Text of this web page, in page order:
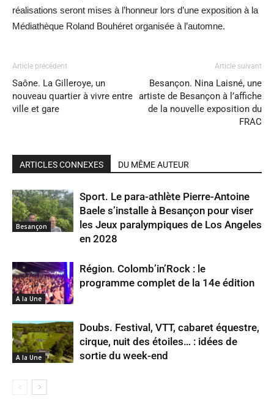
réalisations seront mises à l’honneur lors d’une exposition à la
Médiathèque Roland Bouhéret organisée à l’automne.
Article précédent
Saône. La Gilleroye, un
nouveau quartier à vivre entre
ville et gare
Article suivant
Besançon. Nina Laisné, une
artiste de Besançon à l’affiche
de la nouvelle exposition du
FRAC
ARTICLES CONNEXES DU MÊME AUTEUR
Besançon
Sport. Le para-athlète Pierre-Antoine
Baele s’installe à Besançon pour viser
les Jeux paralympiques de Los Angeles
en 2028
A la Une
Région. Colomb’in’Rock : le
programme complet de la 14e édition
A la Une
Doubs. Festival, VTT, cabaret équestre,
cirque, nuit des étoiles… : idées de
sortie du week-end